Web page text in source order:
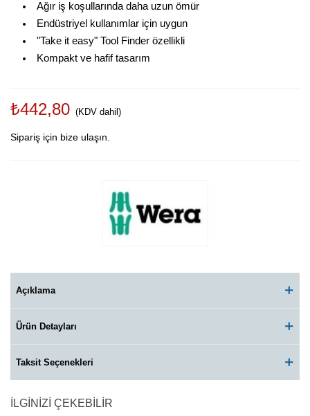
Ağır iş koşullarında daha uzun ömür
Endüstriyel kullanımlar için uygun
"Take it easy" Tool Finder özellikli
Kompakt ve hafif tasarım
₺442,80 (KDV dahil)
Sipariş için bize ulaşın.
Açıklama
Ürün Detayları
Taksit Seçenekleri
İLGINIZI ÇEKEBILIR